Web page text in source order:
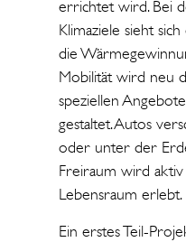
errichtet wird. Bei
Klimaziele sieht
die
Mobilität wird neu
speziellen
gestaltet. Autos
oder unter der
Freiraum wird
Lebensraum erlebt.
Ein erstes Teil-